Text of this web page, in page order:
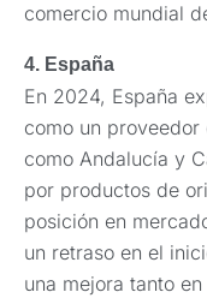
comercio mundial
4. España
En 2024, España
como un
como Andalucía y
por productos de
posición en
un retraso en el
una mejora tanto